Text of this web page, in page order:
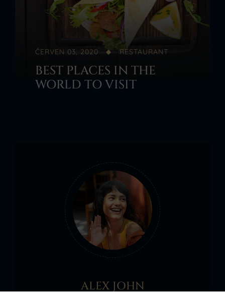
ČERVEN 03, 2020 RESTAURANT
BEST PLACES IN THE
WORLD TO VISIT
ALEX JOHN